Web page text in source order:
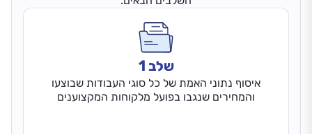
שלב 1
איסוף נתוני האמת של כל סוגי העבודות שבוצעו
והמחירים שנגבו בפועל מלקוחות המקצוענים